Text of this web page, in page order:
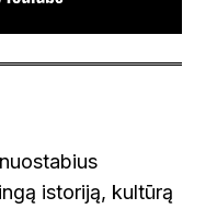
istoriją, kultūrą